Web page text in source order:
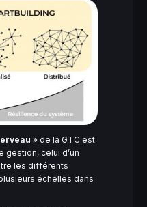
» de la GTC est
gestion, celui d’un
les différents
échelles dans